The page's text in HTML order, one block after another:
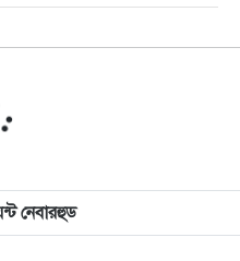
অ্যাসোসিয়েশনের
৫ অঞ্চলে মিশন বন্ধ করছে
নেবারহুড